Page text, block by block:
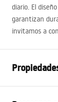
diario. El
garantizan
invitamos a